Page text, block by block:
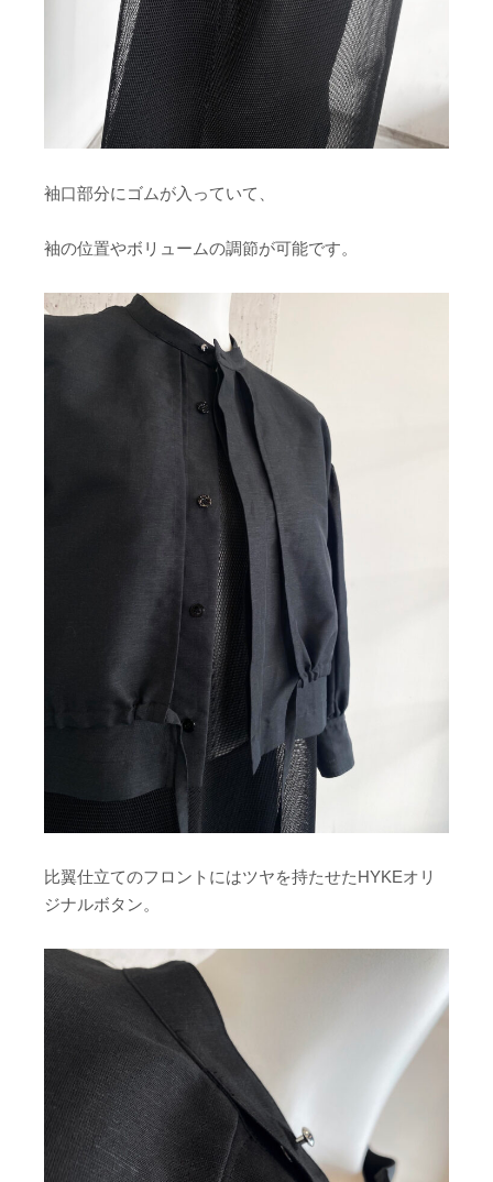
袖口部分にゴムが入っていて、
袖の位置やボリュームの調節が可能です。
比翼仕立てのフロントにはツヤを持たせたHYKEオリ
ジナルボタン。